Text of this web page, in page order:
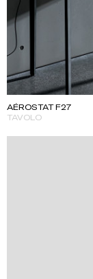
AÉROSTAT F27
TAVOLO